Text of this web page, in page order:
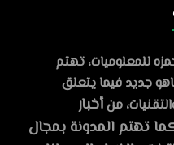
للمعلوميات، تهتم
جديد فيما يتعلق
منأخبار
تهتم المدونة بمجال
Reyad Hamza
86 مشاركة
مراجعة ElevenLabs : أفضل أداة تحويل النص إلى
بالذكاء الاصطناعي في 2026
2026-05-06